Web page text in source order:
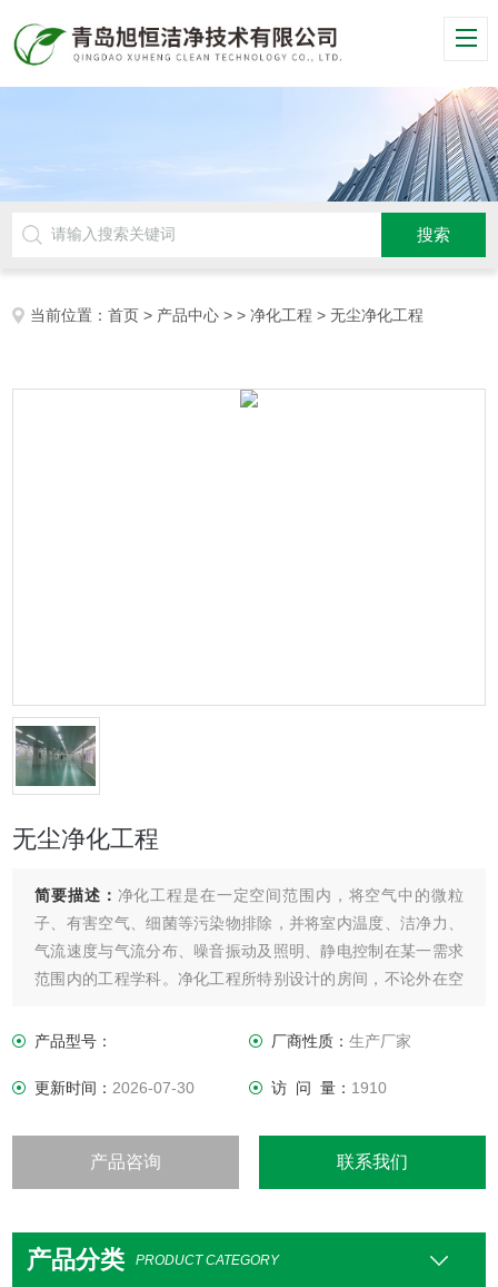
当前位置：首页 > 产品中心 > >净化工程 > 无尘净化工程
无尘净化工程
简要描述： 净化工程是在一定空间范围内，将空气中的微粒
子、有害空气、细菌等污染物排除，并将室内温度、洁净力、
气流速度与气流分布、噪音振动及照明、静电控制在某一需求
范围内的工程学科。净化工程所特别设计的房间，不论外在空
温湿度及压力等性能。
产品型号： 厂商性质： 生产厂家
更新时间：2026-07-30 访 问 量： 1910
产品咨询 联系我们
产品分类 PRODUCT CATEGORY